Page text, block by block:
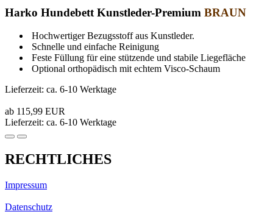
Harko Hundebett Kunstleder-Premium BRAUN
Hochwertiger Bezugsstoff aus Kunstleder.
Schnelle und einfache Reinigung
Feste Füllung für eine stützende und stabile Liegefläche
Optional orthopädisch mit echtem Visco-Schaum
Lieferzeit: ca. 6-10 Werktage
ab 115,99 EUR
Lieferzeit: ca. 6-10 Werktage
RECHTLICHES
Impressum
Datenschutz